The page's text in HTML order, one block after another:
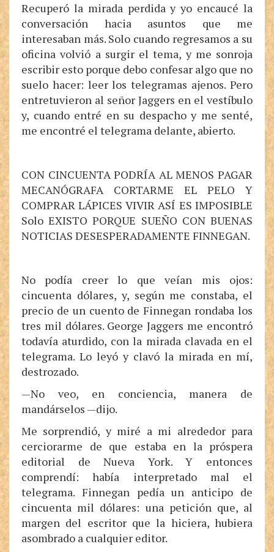
Recuperó la mirada perdida y yo encaucé la
conversación hacia asuntos que me
interesaban más. Solo cuando regresamos a su
oficina volvió a surgir el tema, y me sonroja
escribir esto porque debo confesar algo que no
suelo hacer: leer los telegramas ajenos. Pero
entretuvieron al señor Jaggers en el vestíbulo
y, cuando entré en su despacho y me senté,
me encontré el telegrama delante, abierto.
CON CINCUENTA PODRÍA AL MENOS PAGAR
MECANÓGRAFA CORTARME EL PELO Y
COMPRAR LÁPICES VIVIR ASÍ ES IMPOSIBLE
Solo EXISTO PORQUE SUEÑO CON BUENAS
NOTICIAS DESESPERADAMENTE FINNEGAN.
No podía creer lo que veían mis ojos:
cincuenta dólares, y, según me constaba, el
precio de un cuento de Finnegan rondaba los
tres mil dólares. George Jaggers me encontró
todavía aturdido, con la mirada clavada en el
telegrama. Lo leyó y clavó la mirada en mí,
destrozado.
—No veo, en conciencia, manera de
mandárselos —dijo.
Me sorprendió, y miré a mi alrededor para
cerciorarme de que estaba en la próspera
editorial de Nueva York. Y entonces
comprendí: había interpretado mal el
telegrama. Finnegan pedía un anticipo de
cincuenta mil dólares: una petición que, al
margen del escritor que la hiciera, hubiera
asombrado a cualquier editor.